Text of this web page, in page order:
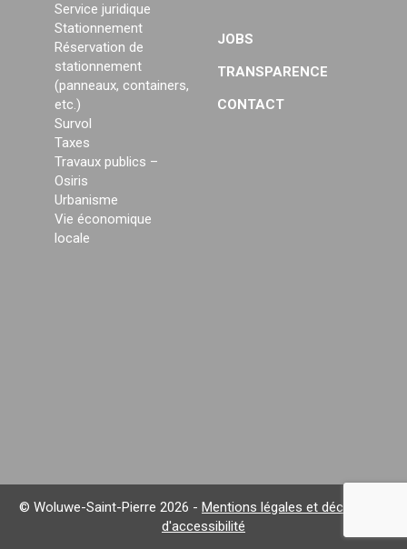
Service juridique
Stationnement
Réservation de
stationnement
(panneaux, containers,
etc.)
Survol
Taxes
Travaux publics –
Osiris
Urbanisme
Vie économique
locale
JOBS
TRANSPARENCE
CONTACT
© Woluwe-Saint-Pierre 2026 - Mentions légales et déclaration
d'accessibilité